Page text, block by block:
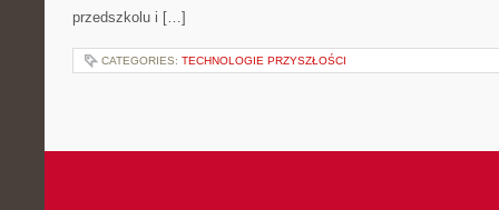
przedszkolu i […]
CATEGORIES: TECHNOLOGIE PRZYSZŁOŚCI